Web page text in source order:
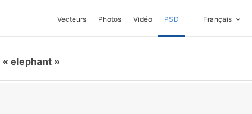
Vecteurs Photos Vidéo PSD Français
elephant